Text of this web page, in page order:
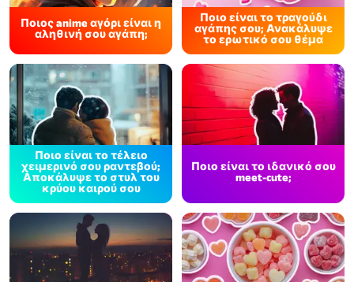
Ποιος anime αγόρι είναι η
αληθινή σου αγάπη;
Ποιο είναι το τραγούδι
αγάπης σου; Ανακάλυψε
το ερωτικό σου θέμα
Ποιο είναι το τέλειο
χειμερινό σου ραντεβού;
Αποκάλυψε το στυλ του
κρύου καιρού σου
Ποιο είναι το ιδανικό σου
meet-cute;